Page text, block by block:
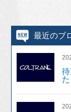
最近のブ